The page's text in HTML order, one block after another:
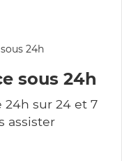
sous 24h
sur 24 et 7
assister